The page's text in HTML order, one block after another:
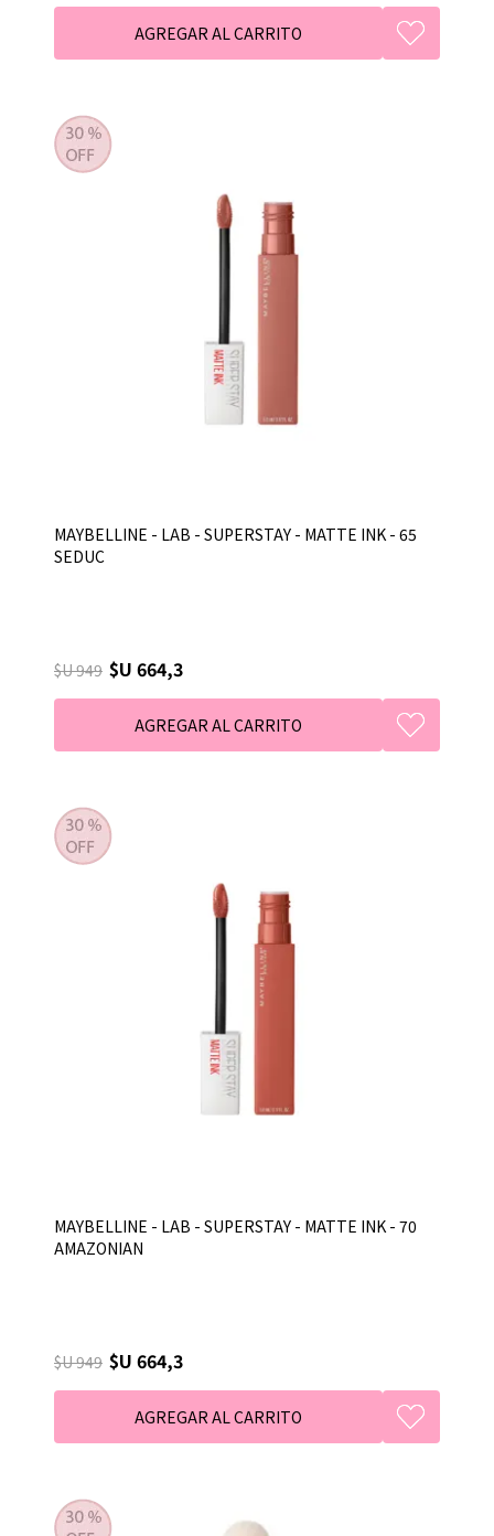
MAYBELLINE - LAB - SUPERSTAY - MATTE INK - 65
SEDUC
$U 949 $U 664,3
MAYBELLINE - LAB - SUPERSTAY - MATTE INK - 70
AMAZONIAN
$U 949 $U 664,3